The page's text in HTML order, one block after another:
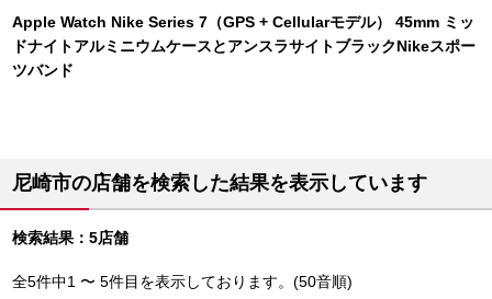
Apple Watch Nike Series 7（GPS + Cellularモデル） 45mm ミッ
ドナイトアルミニウムケースとアンスラサイトブラックNikeスポー
ツバンド
尼崎市の店舗を検索した結果を表示しています
検索結果：5店舗
全5件中1 〜 5件目を表示しております。(50音順)